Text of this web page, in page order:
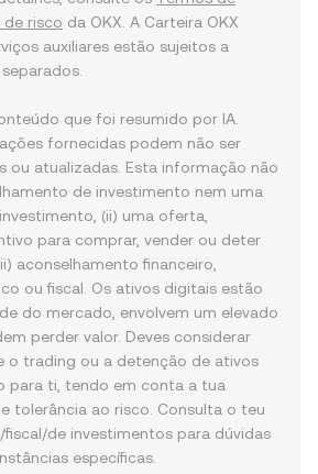
de risco da OKX. A Carteira OKX
auxiliares estão sujeitos a
separados.
que foi resumido por IA.
fornecidas podem não ser
ou atualizadas. Esta informação não
de investimento nem uma
(ii) uma oferta,
para comprar, vender ou deter
aconselhamento financeiro,
ou fiscal. Os ativos digitais estão
do mercado, envolvem um elevado
perder valor. Deves considerar
o trading ou a detenção de ativos
para ti, tendo em conta a tua
tolerância ao risco. Consulta o teu
de investimentos para dúvidas
específicas.